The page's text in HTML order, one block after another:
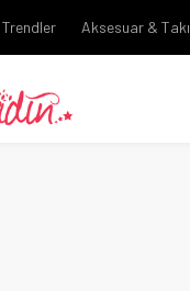
Trendler Aksesuar & Takı